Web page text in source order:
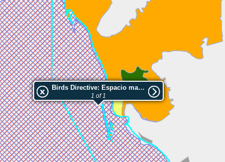
Birds Directive: Espacio marino de la Bahía de Cádiz
1 of 1